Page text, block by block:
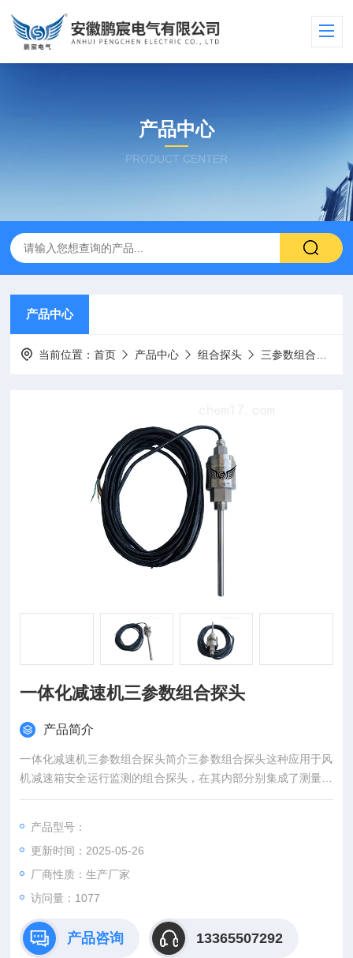
产品中心
PRODUCT CENTER
产品中心
当前位置：首页 产品中心 组合探头 三参数组合探头
一体化减速机三参数组合探头
产品简介
一体化减速机三参数组合探头简介三参数组合探头这种应用于风
机减速箱安全运行监测的组合探头，在其内部分别集成了测量油
温、油位、振动信号的传感、转换和变送电路，直接输出与这些
次仪表或计算机数字采集监控系统。
产品型号：
更新时间：2025-05-26
厂商性质：生产厂家
访问量：1077
产品咨询 13365507292